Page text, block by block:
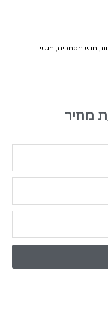
מגש מסמכים מגשי
מחיר